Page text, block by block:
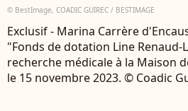
© BestImage, COADIC GUIREC / BESTIMAGE
Exclusif - Marina Carrère
"Fonds de dotation Line
recherche médicale à la Maison
le 15 novembre 2023. © Coadic